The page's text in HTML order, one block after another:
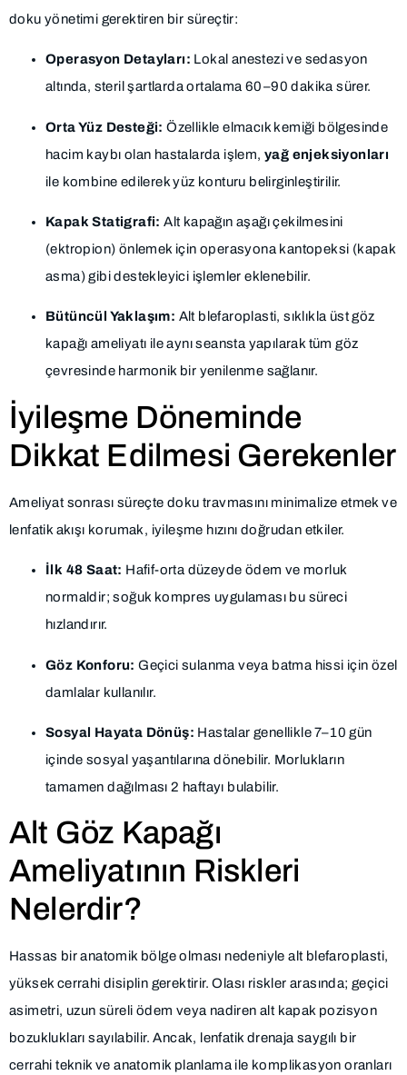
doku yönetimi gerektiren bir süreçtir:
Operasyon Detayları: Lokal anestezi ve sedasyon
altında, steril şartlarda ortalama 60–90 dakika sürer.
Orta Yüz Desteği: Özellikle elmacık kemiği bölgesinde
hacim kaybı olan hastalarda işlem, yağ enjeksiyonları
ile kombine edilerek yüz konturu belirginleştirilir.
Kapak Statigrafi: Alt kapağın aşağı çekilmesini
(ektropion) önlemek için operasyona kantopeksi (kapak
asma) gibi destekleyici işlemler eklenebilir.
Bütüncül Yaklaşım: Alt blefaroplasti, sıklıkla üst göz
kapağı ameliyatı ile aynı seansta yapılarak tüm göz
çevresinde harmonik bir yenilenme sağlanır.
İyileşme Döneminde
Dikkat Edilmesi Gerekenler
Ameliyat sonrası süreçte doku travmasını minimalize etmek ve
lenfatik akışı korumak, iyileşme hızını doğrudan etkiler.
İlk 48 Saat: Hafif-orta düzeyde ödem ve morluk
normaldir; soğuk kompres uygulaması bu süreci
hızlandırır.
Göz Konforu: Geçici sulanma veya batma hissi için özel
damlalar kullanılır.
Sosyal Hayata Dönüş: Hastalar genellikle 7–10 gün
içinde sosyal yaşantılarına dönebilir. Morlukların
tamamen dağılması 2 haftayı bulabilir.
Alt Göz Kapağı
Ameliyatının Riskleri
Nelerdir?
Hassas bir anatomik bölge olması nedeniyle alt blefaroplasti,
yüksek cerrahi disiplin gerektirir. Olası riskler arasında; geçici
asimetri, uzun süreli ödem veya nadiren alt kapak pozisyon
bozuklukları sayılabilir. Ancak, lenfatik drenaja saygılı bir
cerrahi teknik ve anatomik planlama ile komplikasyon oranları